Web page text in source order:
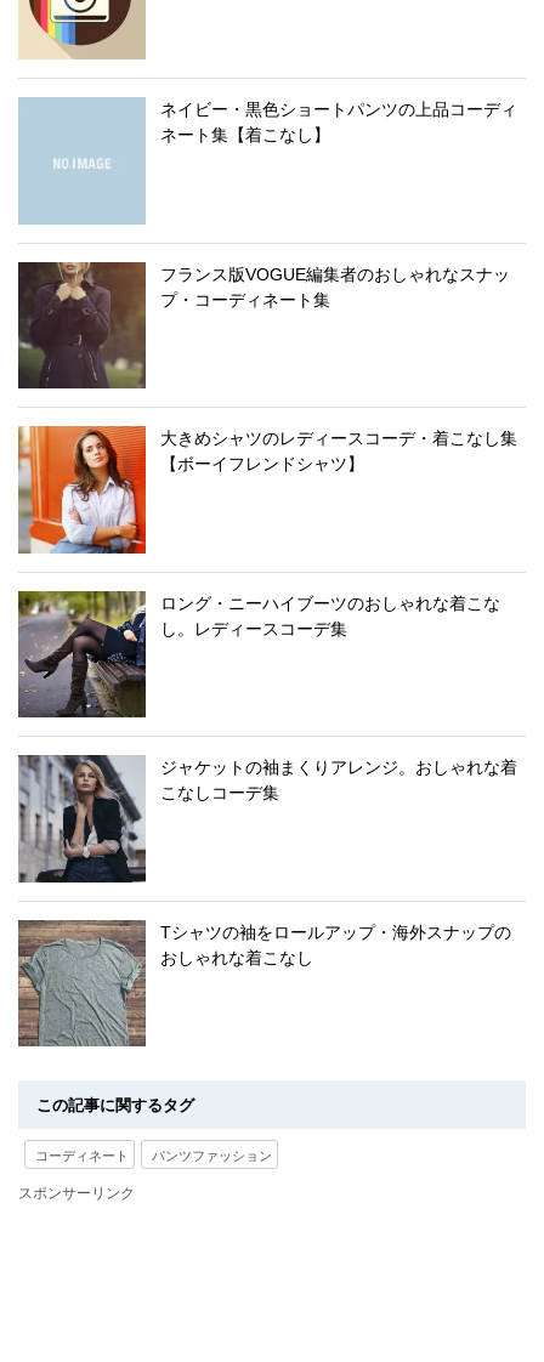
ネイビー・黒色ショートパンツの上品コーディ
ネート集【着こなし】
フランス版VOGUE編集者のおしゃれなスナッ
プ・コーディネート集
大きめシャツのレディースコーデ・着こなし集
【ボーイフレンドシャツ】
ロング・ニーハイブーツのおしゃれな着こな
し。レディースコーデ集
ジャケットの袖まくりアレンジ。おしゃれな着
こなしコーデ集
Tシャツの袖をロールアップ・海外スナップの
おしゃれな着こなし
この記事に関するタグ
コーディネート パンツファッション
スポンサーリンク